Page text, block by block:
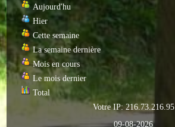
Industries
Transports
Commerces
Hotels/Restaurants
Aujourd'hu
Hier
Cette semaine
La semaine dernière
Mois en cours
Le mois dernier
Total
Votre IP: 216.73.216.95
09-08-2026